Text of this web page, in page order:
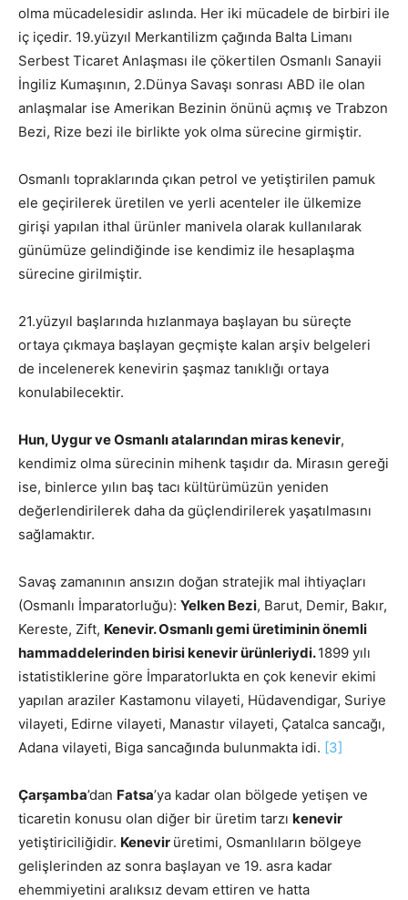
olma mücadelesidir aslında. Her iki mücadele de birbiri ile
iç içedir. 19.yüzyıl Merkantilizm çağında Balta Limanı
Serbest Ticaret Anlaşması ile çökertilen Osmanlı Sanayii
İngiliz Kumaşının, 2.Dünya Savaşı sonrası ABD ile olan
anlaşmalar ise Amerikan Bezinin önünü açmış ve Trabzon
Bezi, Rize bezi ile birlikte yok olma sürecine girmiştir.
Osmanlı topraklarında çıkan petrol ve yetiştirilen pamuk
ele geçirilerek üretilen ve yerli acenteler ile ülkemize
girişi yapılan ithal ürünler manivela olarak kullanılarak
günümüze gelindiğinde ise kendimiz ile hesaplaşma
sürecine girilmiştir.
21.yüzyıl başlarında hızlanmaya başlayan bu süreçte
ortaya çıkmaya başlayan geçmişte kalan arşiv belgeleri
de incelenerek kenevirin şaşmaz tanıklığı ortaya
konulabilecektir.
Hun, Uygur ve Osmanlı atalarından miras kenevir,
kendimiz olma sürecinin mihenk taşıdır da. Mirasın gereği
ise, binlerce yılın baş tacı kültürümüzün yeniden
değerlendirilerek daha da güçlendirilerek yaşatılmasını
sağlamaktır.
Savaş zamanının ansızın doğan stratejik mal ihtiyaçları
(Osmanlı İmparatorluğu): Yelken Bezi, Barut, Demir, Bakır,
Kereste, Zift, Kenevir.Osmanlı gemi üretiminin önemli
hammaddelerinden birisi kenevir ürünleriydi.1899 yılı
istatistiklerine göre İmparatorlukta en çok kenevir ekimi
yapılan araziler Kastamonu vilayeti, Hüdavendigar, Suriye
vilayeti, Edirne vilayeti, Manastır vilayeti, Çatalca sancağı,
Adana vilayeti, Biga sancağında bulunmakta idi. [3]
Çarşamba’dan Fatsa’ya kadar olan bölgede yetişen ve
ticaretin konusu olan diğer bir üretim tarzı kenevir
yetiştiriciliğidir. Kenevir üretimi, Osmanlıların bölgeye
gelişlerinden az sonra başlayan ve 19. asra kadar
ehemmiyetini aralıksız devam ettiren ve hatta